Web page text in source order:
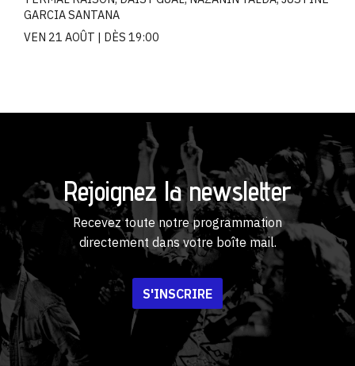
GARCIA SANTANA
VEN 21 AOÛT
DÈS 19:00
Rejoignez la newsletter
Recevez toute notre programmation
directement dans votre boîte mail.
S'INSCRIRE